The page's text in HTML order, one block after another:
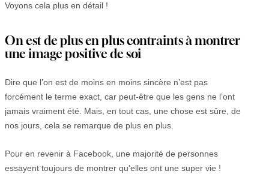
Voyons cela plus en détail !
On est de plus en plus contraints à montrer
une image positive de soi
Dire que l’on est de moins en moins sincère n’est pas
forcément le terme exact, car peut-être que les gens ne l’ont
jamais vraiment été. Mais, en tout cas, une chose est sûre, de
nos jours, cela se remarque de plus en plus.
Pour en revenir à Facebook, une majorité de personnes
essayent toujours de montrer qu’elles ont une super vie !